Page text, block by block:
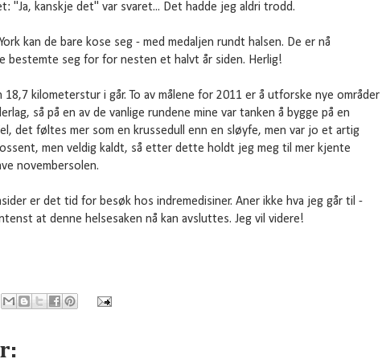
"Ja, kanskje det" var svaret... Det hadde jeg aldri trodd.
kan de bare kose seg - med medaljen rundt halsen. De er nå
bestemte seg for for nesten et halvt år siden. Herlig!
kilometerstur i går. To av målene for 2011 er å utforske nye områder
så på en av de vanlige rundene mine var tanken å bygge på en
det føltes mer som en krussedull enn en sløyfe, men var jo et artig
men veldig kaldt, så etter dette holdt jeg meg til mer kjente
novembersolen.
er det tid for besøk hos indremedisiner. Aner ikke hva jeg går til -
at denne helsesaken nå kan avsluttes. Jeg vil videre!